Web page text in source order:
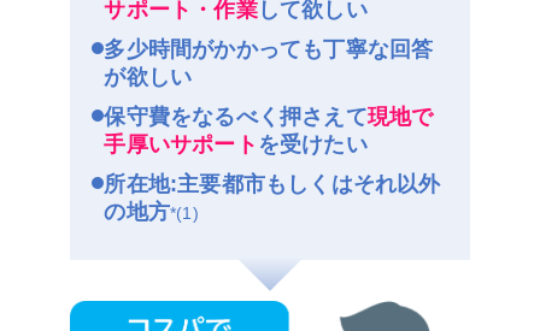
サポート・作業して欲しい
多少時間がかかっても丁寧な回答
が欲しい
保守費をなるべく押さえて現地で
手厚いサポート を受けたい
所在地:主要都市もしくはそれ以外
の地方*(1)